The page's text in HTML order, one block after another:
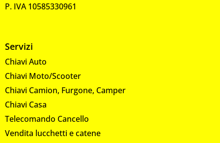
P. IVA 10585330961
Servizi
Chiavi Auto
Chiavi Moto/Scooter
Chiavi Camion, Furgone, Camper
Chiavi Casa
Telecomando Cancello
Vendita lucchetti e catene